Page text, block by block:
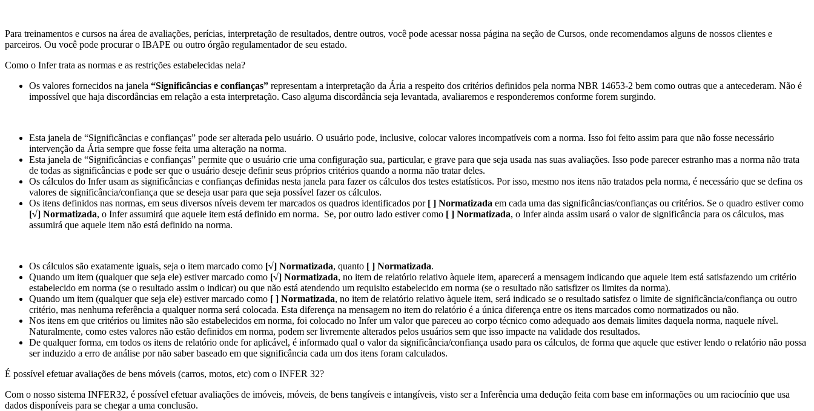
Para treinamentos e cursos na área de avaliações, perícias, interpretação de resultados, dentre outros, você pode acessar nossa página na seção de Cursos, onde recomendamos alguns de nossos clientes e
parceiros. Ou você pode procurar o IBAPE ou outro órgão regulamentador de seu estado.
Como o Infer trata as normas e as restrições estabelecidas nela?
Os valores fornecidos na janela “Significâncias e confianças” representam a interpretação da Ária a respeito dos critérios definidos pela norma NBR 14653-2 bem como outras que a antecederam. Não é
impossível que haja discordâncias em relação a esta interpretação. Caso alguma discordância seja levantada, avaliaremos e responderemos conforme forem surgindo.
Esta janela de “Significâncias e confianças” pode ser alterada pelo usuário. O usuário pode, inclusive, colocar valores incompatíveis com a norma. Isso foi feito assim para que não fosse necessário
intervenção da Ária sempre que fosse feita uma alteração na norma.
Esta janela de “Significâncias e confianças” permite que o usuário crie uma configuração sua, particular, e grave para que seja usada nas suas avaliações. Isso pode parecer estranho mas a norma não trata
de todas as significâncias e pode ser que o usuário deseje definir seus próprios critérios quando a norma não tratar deles.
Os cálculos do Infer usam as significâncias e confianças definidas nesta janela para fazer os cálculos dos testes estatísticos. Por isso, mesmo nos itens não tratados pela norma, é necessário que se defina os
valores de significância/confiança que se deseja usar para que seja possível fazer os cálculos.
Os itens definidos nas normas, em seus diversos níveis devem ter marcados os quadros identificados por [ ] Normatizada em cada uma das significâncias/confianças ou critérios. Se o quadro estiver como
[√] Normatizada, o Infer assumirá que aquele item está definido em norma. Se, por outro lado estiver como [ ] Normatizada, o Infer ainda assim usará o valor de significância para os cálculos, mas
assumirá que aquele item não está definido na norma.
Os cálculos são exatamente iguais, seja o item marcado como [√] Normatizada, quanto [ ] Normatizada.
Quando um item (qualquer que seja ele) estiver marcado como [√] Normatizada, no item de relatório relativo àquele item, aparecerá a mensagem indicando que aquele item está satisfazendo um critério
estabelecido em norma (se o resultado assim o indicar) ou que não está atendendo um requisito estabelecido em norma (se o resultado não satisfizer os limites da norma).
Quando um item (qualquer que seja ele) estiver marcado como [ ] Normatizada, no item de relatório relativo àquele item, será indicado se o resultado satisfez o limite de significância/confiança ou outro
critério, mas nenhuma referência a qualquer norma será colocada. Esta diferença na mensagem no item do relatório é a única diferença entre os itens marcados como normatizados ou não.
Nos itens em que critérios ou limites não são estabelecidos em norma, foi colocado no Infer um valor que pareceu ao corpo técnico como adequado aos demais limites daquela norma, naquele nível.
Naturalmente, como estes valores não estão definidos em norma, podem ser livremente alterados pelos usuários sem que isso impacte na validade dos resultados.
De qualquer forma, em todos os itens de relatório onde for aplicável, é informado qual o valor da significância/confiança usado para os cálculos, de forma que aquele que estiver lendo o relatório não possa
ser induzido a erro de análise por não saber baseado em que significância cada um dos itens foram calculados.
É possível efetuar avaliações de bens móveis (carros, motos, etc) com o INFER 32?
Com o nosso sistema INFER32, é possível efetuar avaliações de imóveis, móveis, de bens tangíveis e intangíveis, visto ser a Inferência uma dedução feita com base em informações ou um raciocínio que usa
dados disponíveis para se chegar a uma conclusão.